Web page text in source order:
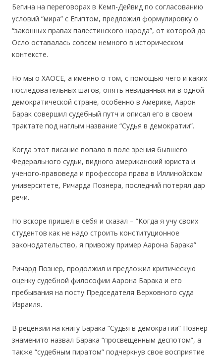
Бегина на переговорах в Кемп-Дейвид по согласованию
условий “мира” с Египтом, предложил формулировку о
“законных правах палестинского народа”, от которой до
Осло оставалась совсем немного в историческом
контексте.
Но мы о ХАОСЕ, а именно о том, с помощью чего и каких
последовательных шагов, опять невиданных ни в одной
демократической стране, особенно в Америке, Аарон
Барак совершил судебный путч и описал его в своем
трактате под наглым название “Судья в демократии”.
Когда этот писание попало в поле зрения бывшего
Федерального судьи, видного американский юриста и
ученого-правоведа и профессора права в Иллинойском
университете, Ричарда Познера, последний потерял дар
речи.
Но вскоре пришел в себя и сказал – “Когда я учу своих
студентов как не надо строить конституционное
законодательство, я привожу пример Аарона Барака”
Ричард Познер, продолжил и предложил критическую
оценку судебной философии Аарона Барака и его
пребывания на посту Председателя Верховного суда
Израиля.
В рецензии на книгу Барака “Судья в демократии” Познер
знаменито назвал Барака “просвещенным деспотом”, а
также “судебным пиратом” подчеркнув свое восприятие